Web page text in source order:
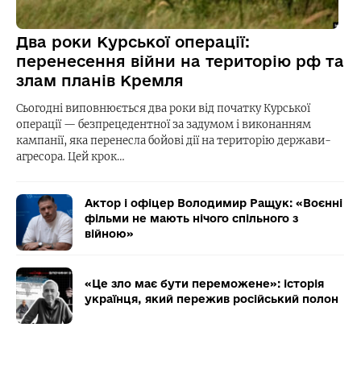
Два роки Курської операції:
перенесення війни на територію рф та
злам планів Кремля
Сьогодні виповнюється два роки від початку Курської
операції — безпрецедентної за задумом і виконанням
кампанії, яка перенесла бойові дії на територію держави-
агресора. Цей крок…
Актор і офіцер Володимир Ращук: «Воєнні
фільми не мають нічого спільного з
війною»
«Це зло має бути переможене»: історія
українця, який пережив російський полон